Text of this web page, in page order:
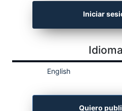
Iniciar
Idioma
English
Quiero